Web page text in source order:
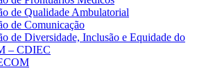
de Qualidade Ambulatorial
de Comunicação
de Diversidade, Inclusão e Equidade do
– CDIEC